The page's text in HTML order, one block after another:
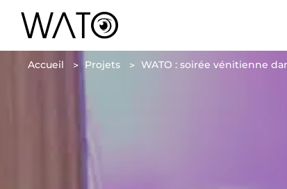
Accueil Projets WATO : soirée vénitienne